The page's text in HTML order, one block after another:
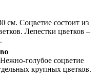
см. Соцветие состоит из
Лепестки цветков –
голубое соцветие
крупных цветков.